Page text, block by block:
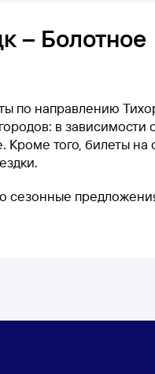
– Болотное
по направлению
в зависимости
Кроме того, билеты на
сезонные